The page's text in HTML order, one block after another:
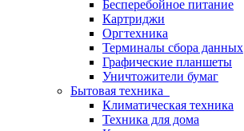
Бесперебойное питание
Картриджи
Оргтехника
Терминалы сбора данных
Графические планшеты
Уничтожители бумаг
Бытовая техника
Климатическая техника
Техника для дома